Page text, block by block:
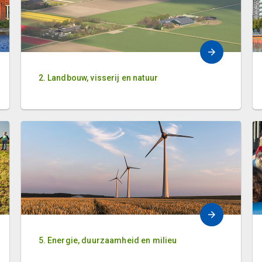
2. Landbouw, visserij en natuur
5. Energie, duurzaamheid en milieu